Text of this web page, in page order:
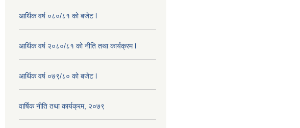
आर्थिक वर्ष ०८०/८१ को बजेट l
आर्थिक वर्ष २०८०/८१ को नीति तथा कार्यक्रम l
आर्थिक वर्ष ०७९/८० को बजेट l
वार्षिक नीति तथा कार्यक्रम, २०७९